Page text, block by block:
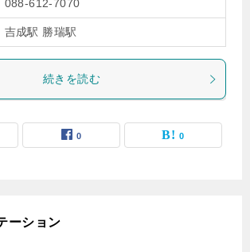
088-612-7070
吉成駅 勝瑞駅
続きを読む
0 0
ーション